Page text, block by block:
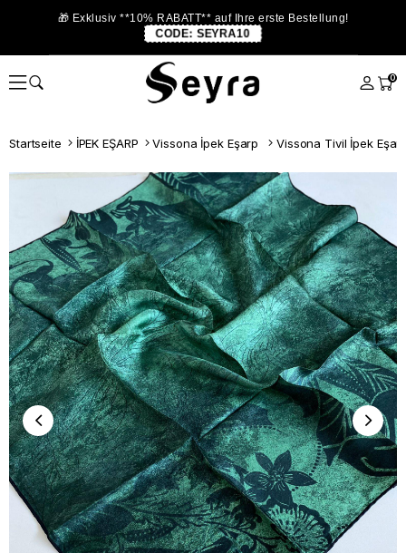
🎁 Exklusiv **10% RABATT** auf Ihre erste Bestellung!
CODE: SEYRA10
0
Startseite İPEK EŞARP Vissona İpek Eşarp